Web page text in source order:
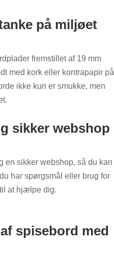
på miljøet
fremstillet af 19 mm
med kork eller kontrapapir på
ikke kun er smukke, men
sikker webshop
en sikker webshop, så du kan
har spørgsmål eller brug for
at hjælpe dig.
spisebord med